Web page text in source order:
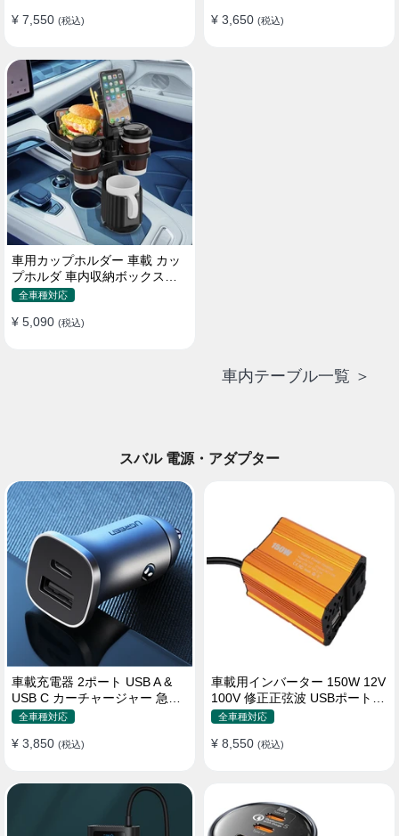
¥ 7,550 (税込) ¥ 3,650 (税込)
車用カップホルダー 車載 カッ
プホルダ 車内収納ボックス車
載テーブル スマホ置き 調整可
止め 小物置き 多機能 使い勝手
全車種対応
¥ 5,090 (税込)
車内テーブル一覧 ＞
スバル 電源・アダプター
車載充電器 2ポート USB A &
USB C カーチャージャー 急速
充電USB [36W 12V-24V ]
全車種対応
¥ 3,850 (税込)
車載用インバーター 150W 12V
100V 修正正弦波 USBポート2
口 コンバーター 防災用品 チャ
全車種対応
¥ 8,550 (税込)